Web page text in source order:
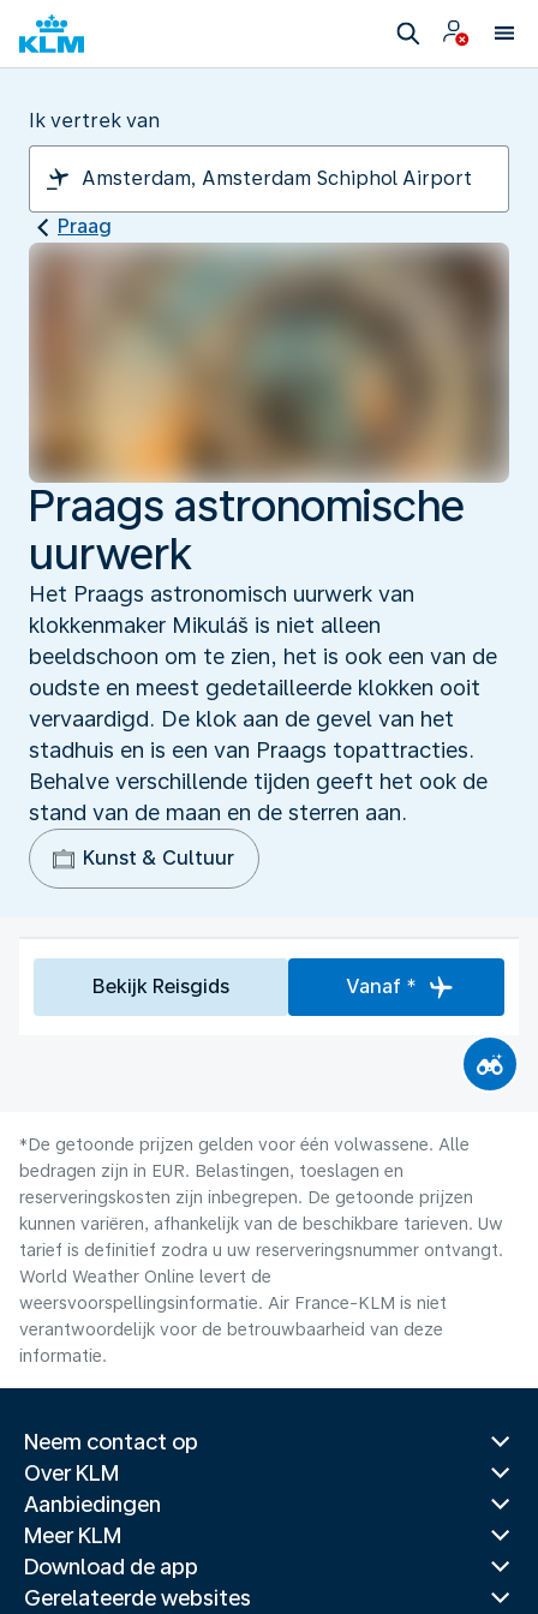
Ik vertrek van
Praag
Praags astronomische
uurwerk
Het Praags astronomisch uurwerk van
klokkenmaker Mikuláš is niet alleen
beeldschoon om te zien, het is ook een van de
oudste en meest gedetailleerde klokken ooit
vervaardigd. De klok aan de gevel van het
stadhuis en is een van Praags topattracties.
Behalve verschillende tijden geeft het ook de
stand van de maan en de sterren aan.
Kunst & Cultuur
Bekijk Reisgids Vanaf *
*De getoonde prijzen gelden voor één volwassene. Alle
bedragen zijn in EUR. Belastingen, toeslagen en
reserveringskosten zijn inbegrepen. De getoonde prijzen
kunnen variëren, afhankelijk van de beschikbare tarieven. Uw
tarief is definitief zodra u uw reserveringsnummer ontvangt.
World Weather Online levert de
weersvoorspellingsinformatie. Air France-KLM is niet
verantwoordelijk voor de betrouwbaarheid van deze
informatie.
Neem contact op
Over KLM
Aanbiedingen
Meer KLM
Download de app
Gerelateerde websites